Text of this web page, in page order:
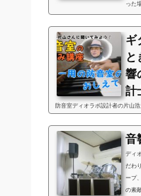
った
は選
ギ
と
響
計
防音室ディオラボ設計者の片山
しています。このブログが音楽
ー用の防音室】ギターは私が最…
音
ディ
だわ
ープ
の素